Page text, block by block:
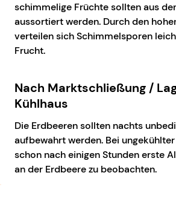
schimmelige Früchte sollten aus
aussortiert werden. Durch den
verteilen sich Schimmelsporen
Frucht.
Nach Marktschließung /
Kühlhaus
Die Erdbeeren sollten nachts
aufbewahrt werden. Bei
schon nach einigen Stunden erste
an der Erdbeere zu beobachten.